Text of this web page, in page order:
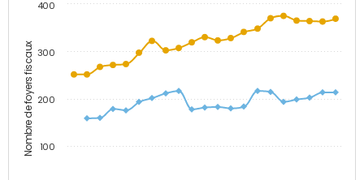
Nombre de foyers fiscaux 100
200
300
400